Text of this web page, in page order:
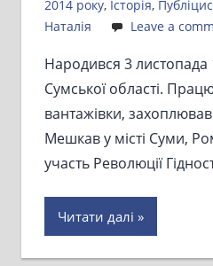
2014 року, Історія,
Наталія
Leave a
Народився 3
Сумської області.
вантажівки,
Мешкав у місті Суми,
участь Революції
Читати далі